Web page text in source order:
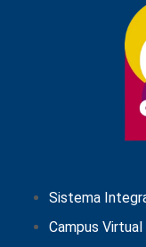
Sistema
Campus Virtual